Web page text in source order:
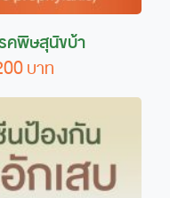
คพิษสุนัขบ้า
range:
1,590 ฿
through
2,200 ฿
multiple
variants.
The